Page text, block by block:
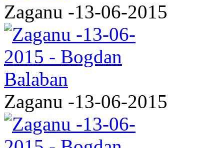
Zaganu -13-06-2015
Zaganu -13-06-2015